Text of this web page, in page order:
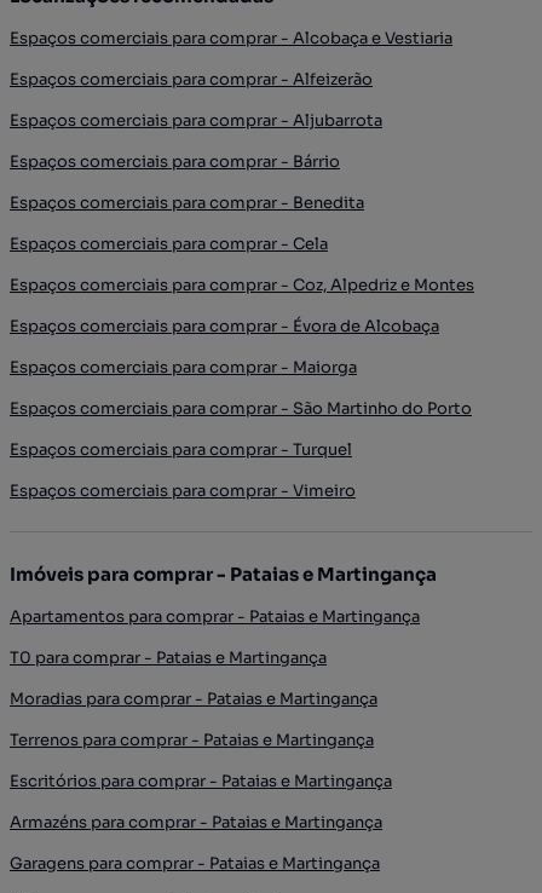
Espaços comerciais para comprar - Alcobaça e Vestiaria
Espaços comerciais para comprar - Alfeizerão
Espaços comerciais para comprar - Aljubarrota
Espaços comerciais para comprar - Bárrio
Espaços comerciais para comprar - Benedita
Espaços comerciais para comprar - Cela
Espaços comerciais para comprar - Coz, Alpedriz e Montes
Espaços comerciais para comprar - Évora de Alcobaça
Espaços comerciais para comprar - Maiorga
Espaços comerciais para comprar - São Martinho do Porto
Espaços comerciais para comprar - Turquel
Espaços comerciais para comprar - Vimeiro
Imóveis para comprar - Pataias e Martingança
Apartamentos para comprar - Pataias e Martingança
T0 para comprar - Pataias e Martingança
Moradias para comprar - Pataias e Martingança
Terrenos para comprar - Pataias e Martingança
Escritórios para comprar - Pataias e Martingança
Armazéns para comprar - Pataias e Martingança
Garagens para comprar - Pataias e Martingança